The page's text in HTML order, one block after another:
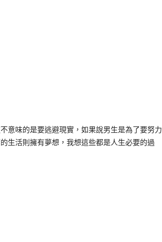
意味的是要逃避現實，如果說男生是為了要努力
生活則擁有夢想，我想這些都是人生必要的過